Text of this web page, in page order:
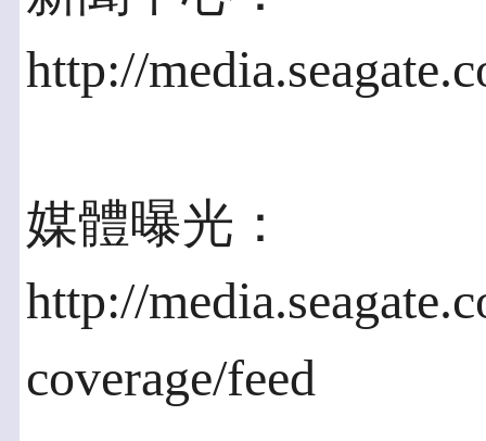
http://
媒體曝光：
http://
coverage/feed